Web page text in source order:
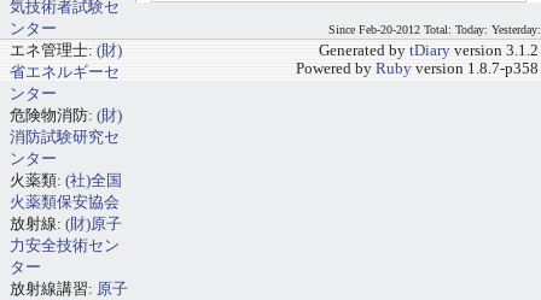
気技術者試験セ
ンター
エネ管理士: (財)
省エネルギーセ
ンター
危険物消防: (財)
消防試験研究セ
ンター
火薬類: (社)全国
火薬類保安協会
放射線: (財)原子
力安全技術セン
ター
放射線講習: 原子
Since Feb-20-2012 Total: Today: Yesterday:
Generated by tDiary version 3.1.2
Powered by Ruby version 1.8.7-p358